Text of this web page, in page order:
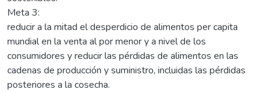
Meta 3:
reducir a la mitad el desperdicio de alimentos per capita
mundial en la venta al por menor y a nivel de los
consumidores y reducir las pérdidas de alimentos en las
cadenas de producción y suministro, incluidas las pérdidas
posteriores a la cosecha.